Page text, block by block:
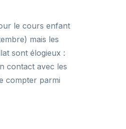
le cours enfant
mais les
sont élogieux :
contact avec les
compter parmi